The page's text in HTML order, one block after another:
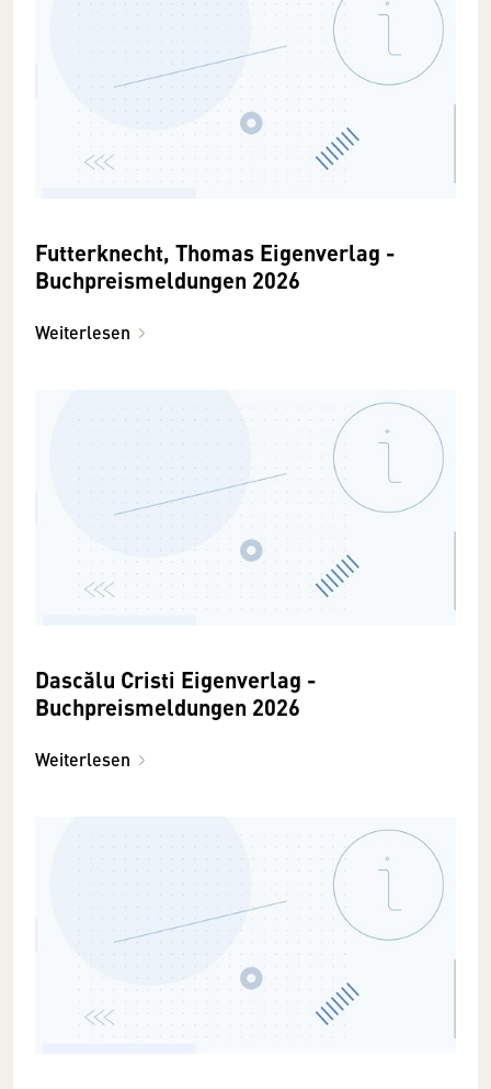
Futterknecht, Thomas Eigenverlag -
Buchpreismeldungen 2026
Weiterlesen
Dascălu Cristi Eigenverlag -
Buchpreismeldungen 2026
Weiterlesen